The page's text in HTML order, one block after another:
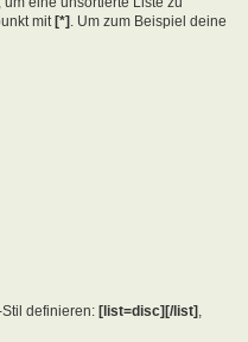
mit [*] . Um zum Beispiel deine
definieren: [list=disc][/list] ,